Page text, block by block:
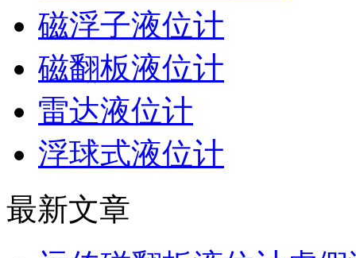
磁浮子液位计
磁翻板液位计
雷达液位计
浮球式液位计
最新文章